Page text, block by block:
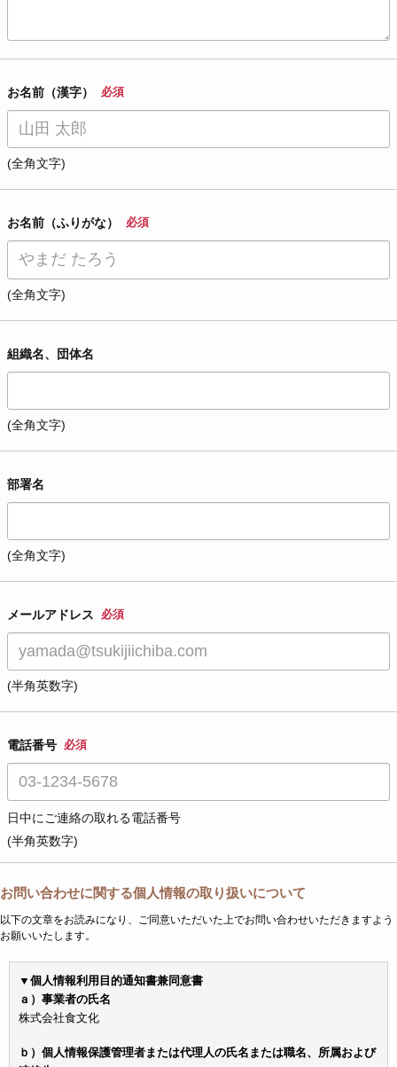
お名前（漢字） 必須
(全角文字)
お名前（ふりがな） 必須
(全角文字)
組織名、団体名
(全角文字)
部署名
(全角文字)
メールアドレス 必須
(半角英数字)
電話番号 必須
日中にご連絡の取れる電話番号
(半角英数字)
お問い合わせに関する個人情報の取り扱いについて
以下の文章をお読みになり、ご同意いただいた上でお問い合わせいただきますよう
お願いいたします。
▼個人情報利用目的通知書兼同意書
ａ）事業者の氏名
株式会社食文化
ｂ）個人情報保護管理者または代理人の氏名または職名、所属および